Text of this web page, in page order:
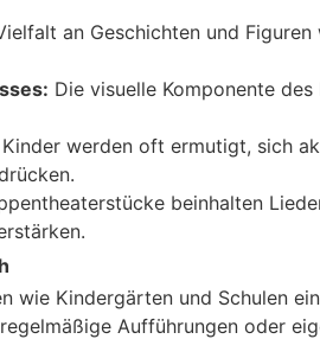
an Geschichten und
Die visuelle Komponente
Kinder werden oft ermutigt, sich
beinhalten
wie Kindergärten und Schulen
Aufführungen oder